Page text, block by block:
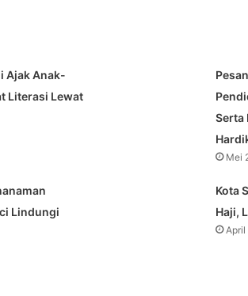
Ajak Anak-
Literasi Lewat
Serta
Mei
Lindungi
Kota
Haji,